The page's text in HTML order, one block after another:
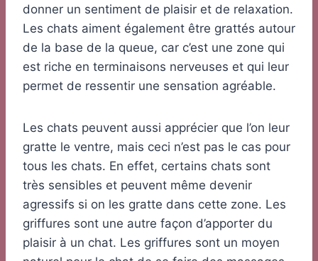
donner un sentiment de plaisir et de relaxation.
Les chats aiment également être grattés autour
de la base de la queue, car c’est une zone qui
est riche en terminaisons nerveuses et qui leur
permet de ressentir une sensation agréable.
Les chats peuvent aussi apprécier que l’on leur
gratte le ventre, mais ceci n’est pas le cas pour
tous les chats. En effet, certains chats sont
très sensibles et peuvent même devenir
agressifs si on les gratte dans cette zone. Les
griffures sont une autre façon d’apporter du
plaisir à un chat. Les griffures sont un moyen